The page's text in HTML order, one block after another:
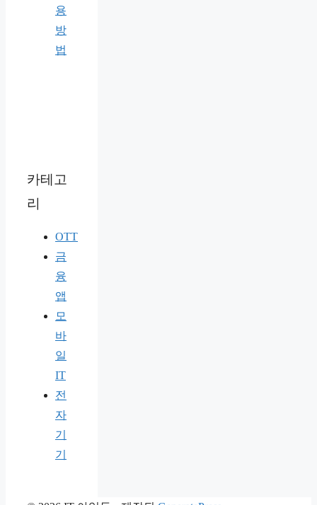
용
방
법
카테고
리
OTT
금
융
앱
모
바
일
IT
전
자
기
기